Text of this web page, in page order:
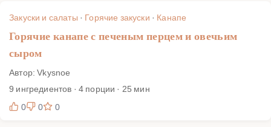
Закуски и салаты · Горячие закуски · Канапе
Горячие канапе с печеным перцем и овечьим
сыром
Автор: Vkysnoe
9 ингредиентов · 4 порции · 25 мин
0
0 0